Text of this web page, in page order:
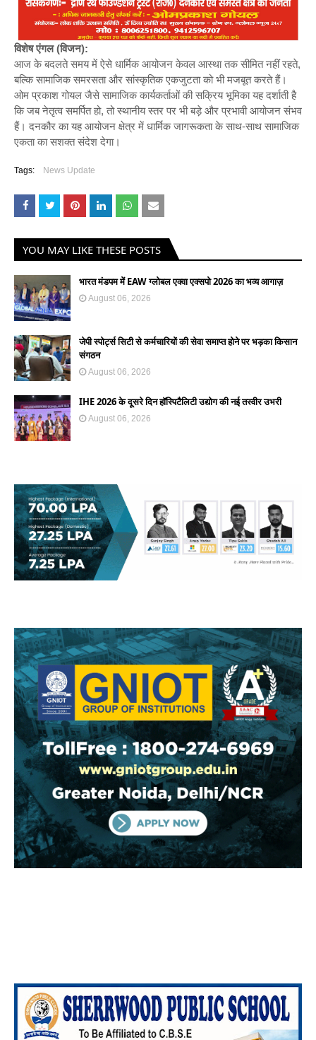
विशेष एंगल (विजन):
आज के बदलते समय में ऐसे धार्मिक आयोजन केवल आस्था तक सीमित नहीं रहते,
बल्कि सामाजिक समरसता और सांस्कृतिक एकजुटता को भी मजबूत करते हैं।
ओम प्रकाश गोयल जैसे सामाजिक कार्यकर्ताओं की सक्रिय भूमिका यह दर्शाती है
कि जब नेतृत्व समर्पित हो, तो स्थानीय स्तर पर भी बड़े और प्रभावी आयोजन संभव
हैं। दनकौर का यह आयोजन क्षेत्र में धार्मिक जागरूकता के साथ-साथ सामाजिक
एकता का सशक्त संदेश देगा।
Tags: News Update
YOU MAY LIKE THESE POSTS
भारत मंडपम में EAW ग्लोबल एक्वा एक्सपो 2026 का भव्य आगाज़
August 06, 2026
जेपी स्पोर्ट्स सिटी से कर्मचारियों की सेवा समाप्त होने पर भड़का किसान
संगठन
August 06, 2026
IHE 2026 के दूसरे दिन हॉस्पिटैलिटी उद्योग की नई तस्वीर उभरी
August 06, 2026